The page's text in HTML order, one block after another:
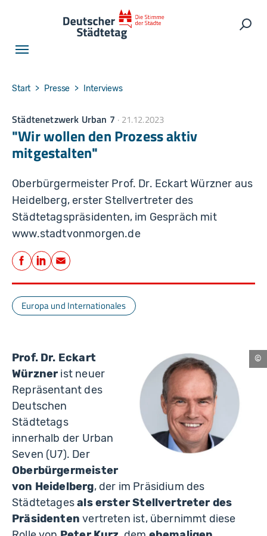
You are here:
Start Presse Interviews
Städtenetzwerk Urban 7 21.12.2023
"Wir wollen den Prozess aktiv
mitgestalten"
Oberbürgermeister Prof. Dr. Eckart Würzner aus
Heidelberg, erster Stellvertreter des
Städtetagspräsidenten, im Gespräch mit
www.stadtvonmorgen.de
Teilen
Facebook
LinkedIn
E-Mail
Europa und Internationales
Prof. Dr. Eckart
Würzner ist neuer
Repräsentant des
Deutschen
Städtetags
innerhalb der Urban
Seven (U7). Der
Oberbürgermeister
von Heidelberg, der im Präsidium des
Städtetagesals erster Stellvertreter des
Präsidenten vertreten ist, übernimmt diese